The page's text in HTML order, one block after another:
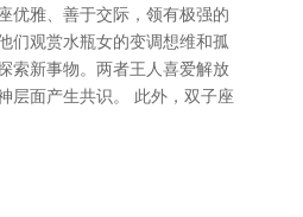
优雅、善于交际，领有极强的
们观赏水瓶女的变调想维和孤
索新事物。两者王人喜爱解放
层面产生共识。 此外，双子座